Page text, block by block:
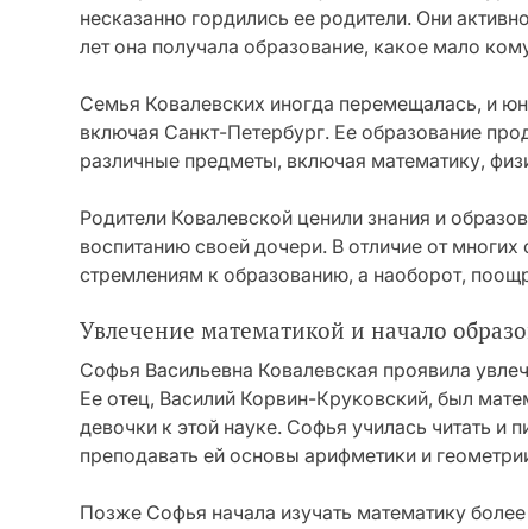
несказанно гордились ее родители. Они
лет она получала образование, какое мало
Семья Ковалевских иногда перемещалась, и
включая Санкт-Петербург. Ее образование
различные предметы, включая математику,
Родители Ковалевской ценили знания и
воспитанию своей дочери. В отличие от
стремлениям к образованию, а наоборот,
Увлечение математикой и начало
Софья Васильевна Ковалевская проявила
Ее отец, Василий Корвин-Круковский, был
девочки к этой науке. Софья училась читать и
преподавать ей основы арифметики и
Позже Софья начала изучать математику